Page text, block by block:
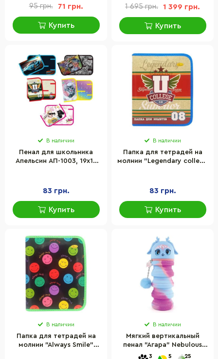
95 грн. 71 грн.
Купить
1 695 грн. 1 399 грн.
Купить
В наличии
Пенал для школьника
Апельсин АП-1003, 19х13
83 грн.
Купить
В наличии
Папка для тетрадей на
молнии "Legendary college
83 грн.
Купить
В наличии
Папка для тетрадей на
молнии "Always Smile"
В наличии
Мягкий вертикальный
пенал "Агара" Nebulous
Stars 11437D, серии
3 5 25